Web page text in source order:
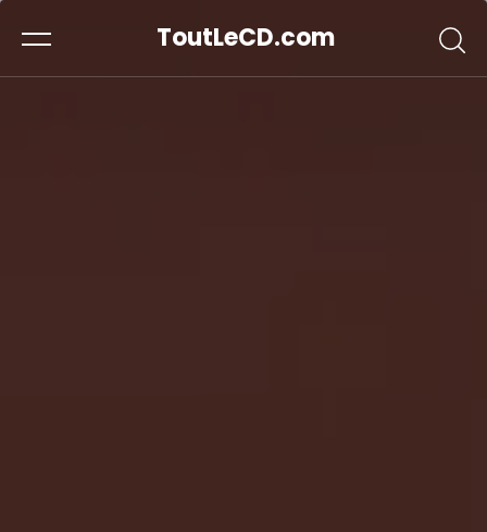
ToutLeCD.com